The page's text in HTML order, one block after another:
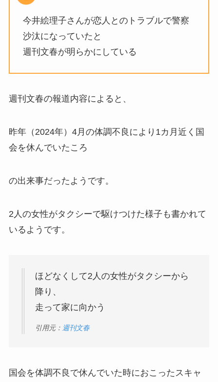
今井絵理子さんが恋人とのトラブルで警察
沙汰になっていたと
週刊文春が明らかにしている
週刊文春の報道内容によると、
昨年（2024年）4月の体調不良により1カ月近く国
会を休んでいたころ
の出来事だったようです。
2人の女性がタクシーで駆けつけた様子も書かれて
いるようです。
ほどなくして2人の女性がタクシーから
降り、
走って家に向かう
引用元： 週刊文春
国会を体調不良で休んでいた時におこったスキャ